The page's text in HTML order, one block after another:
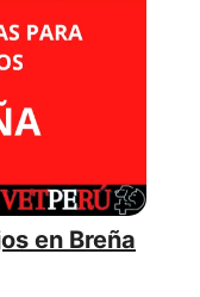
en Breña